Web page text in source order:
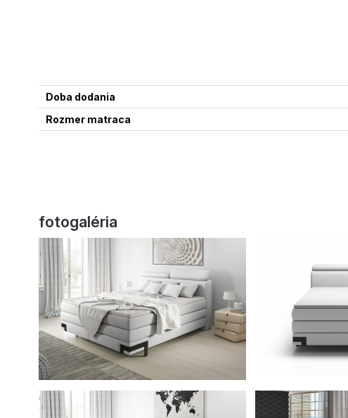
Doba dodania
Rozmer matraca
fotogaléria